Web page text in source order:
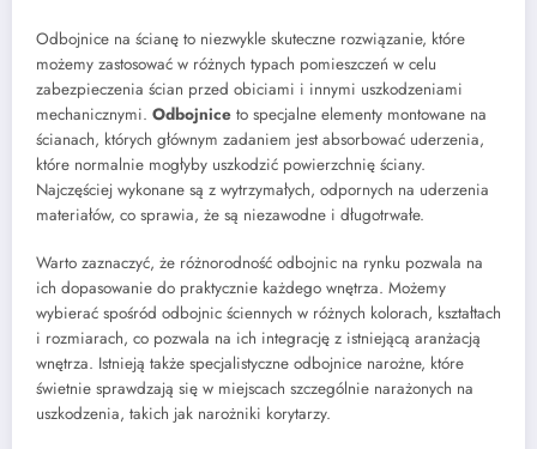
Odbojnice na ścianę to niezwykle skuteczne rozwiązanie, które
możemy zastosować w różnych typach pomieszczeń w celu
zabezpieczenia ścian przed obiciami i innymi uszkodzeniami
mechanicznymi. Odbojnice to specjalne elementy montowane na
ścianach, których głównym zadaniem jest absorbować uderzenia,
które normalnie mogłyby uszkodzić powierzchnię ściany.
Najczęściej wykonane są z wytrzymałych, odpornych na uderzenia
materiałów, co sprawia, że są niezawodne i długotrwałe.
Warto zaznaczyć, że różnorodność odbojnic na rynku pozwala na
ich dopasowanie do praktycznie każdego wnętrza. Możemy
wybierać spośród odbojnic ściennych w różnych kolorach, kształtach
i rozmiarach, co pozwala na ich integrację z istniejącą aranżacją
wnętrza. Istnieją także specjalistyczne odbojnice narożne, które
świetnie sprawdzają się w miejscach szczególnie narażonych na
uszkodzenia, takich jak narożniki korytarzy.